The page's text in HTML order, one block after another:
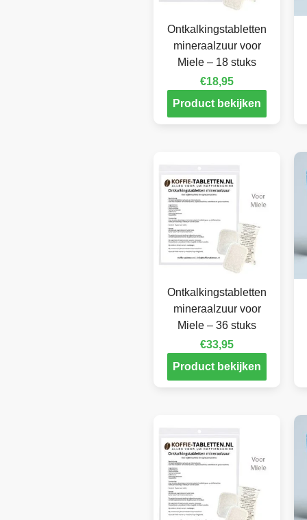
Ontkalkingstabletten
mineraalzuur voor
Miele – 18 stuks
€18,95
Product bekijken
Ontkalkingstabletten
mineraalzuur voor
Miele – 36 stuks
€33,95
Product bekijken